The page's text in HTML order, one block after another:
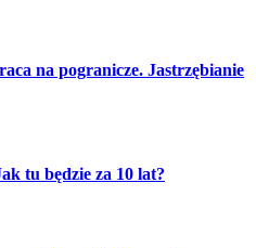
na pogranicze. Jastrzębianie
tu będzie za 10 lat?